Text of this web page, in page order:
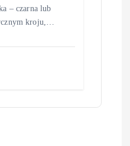
– czarna lub
kroju,…